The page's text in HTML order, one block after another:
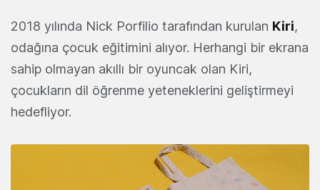
2018 yılında Nick Porfilio tarafından kurulan Kiri,
odağına çocuk eğitimini alıyor. Herhangi bir ekrana
sahip olmayan akıllı bir oyuncak olan Kiri,
çocukların dil öğrenme yeteneklerini geliştirmeyi
hedefliyor.